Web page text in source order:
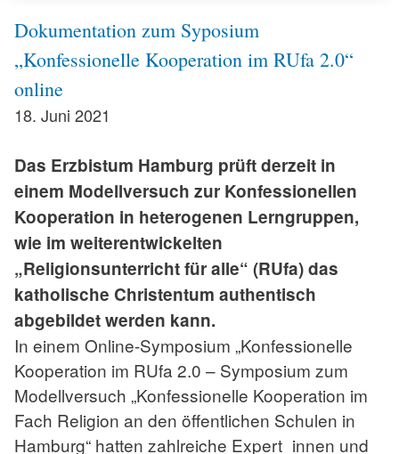
Dokumentation zum Syposium
„Konfessionelle Kooperation im RUfa 2.0“
online
18. Juni 2021
Das Erzbistum Hamburg prüft derzeit in
einem Modellversuch zur Konfessionellen
Kooperation in heterogenen Lerngruppen,
wie im weiterentwickelten
„Religionsunterricht für alle“ (RUfa) das
katholische Christentum authentisch
abgebildet werden kann.
In einem Online-Symposium „Konfessionelle
Kooperation im RUfa 2.0 – Symposium zum
Modellversuch „Konfessionelle Kooperation im
Fach Religion an den öffentlichen Schulen in
Hamburg“ hatten zahlreiche Expert_innen und